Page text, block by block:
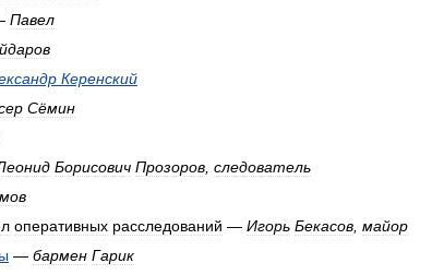
Павел
Керенский
Сёмин
Борисович Прозоров следователь
оперативных расследований — Игорь Бекасов майор
— бармен Гарик